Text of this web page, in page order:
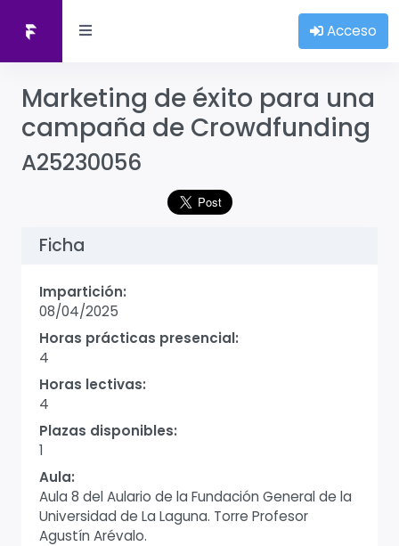
Acceso
Marketing de éxito para una
campaña de Crowdfunding
A25230056
Ficha
Impartición:
08/04/2025
Horas prácticas presencial:
4
Horas lectivas:
4
Plazas disponibles:
1
Aula:
Aula 8 del Aulario de la Fundación General de la
Universidad de La Laguna. Torre Profesor
Agustín Arévalo.